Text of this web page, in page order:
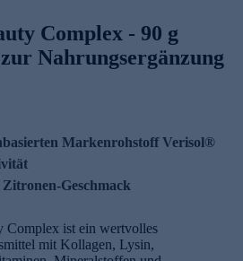
Complex - 90 g
Nahrungsergänzung
Markenrohstoff Verisol®
Geschmack
Complex ist ein wertvolles
mit Kollagen, Lysin,